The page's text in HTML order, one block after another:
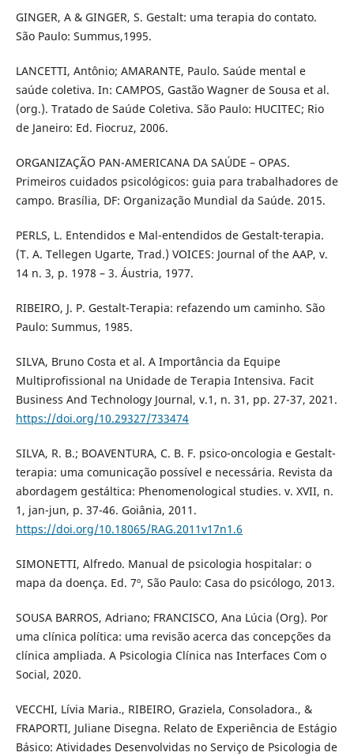
GINGER, A & GINGER, S. Gestalt: uma terapia do contato.
São Paulo: Summus,1995.
LANCETTI, Antônio; AMARANTE, Paulo. Saúde mental e
saúde coletiva. In: CAMPOS, Gastão Wagner de Sousa et al.
(org.). Tratado de Saúde Coletiva. São Paulo: HUCITEC; Rio
de Janeiro: Ed. Fiocruz, 2006.
ORGANIZAÇÃO PAN-AMERICANA DA SAÚDE – OPAS.
Primeiros cuidados psicológicos: guia para trabalhadores de
campo. Brasília, DF: Organização Mundial da Saúde. 2015.
PERLS, L. Entendidos e Mal-entendidos de Gestalt-terapia.
(T. A. Tellegen Ugarte, Trad.) VOICES: Journal of the AAP, v.
14 n. 3, p. 1978 – 3. Áustria, 1977.
RIBEIRO, J. P. Gestalt-Terapia: refazendo um caminho. São
Paulo: Summus, 1985.
SILVA, Bruno Costa et al. A Importância da Equipe
Multiprofissional na Unidade de Terapia Intensiva. Facit
Business And Technology Journal, v.1, n. 31, pp. 27-37, 2021.
https://doi.org/10.29327/733474
SILVA, R. B.; BOAVENTURA, C. B. F. psico-oncologia e Gestalt-
terapia: uma comunicação possível e necessária. Revista da
abordagem gestáltica: Phenomenological studies. v. XVII, n.
1, jan-jun, p. 37-46. Goiânia, 2011.
https://doi.org/10.18065/RAG.2011v17n1.6
SIMONETTI, Alfredo. Manual de psicologia hospitalar: o
mapa da doença. Ed. 7º, São Paulo: Casa do psicólogo, 2013.
SOUSA BARROS, Adriano; FRANCISCO, Ana Lúcia (Org). Por
uma clínica política: uma revisão acerca das concepções da
clínica ampliada. A Psicologia Clínica nas Interfaces Com o
Social, 2020.
VECCHI, Lívia Maria., RIBEIRO, Graziela, Consoladora., &
FRAPORTI, Juliane Disegna. Relato de Experiência de Estágio
Básico: Atividades Desenvolvidas no Serviço de Psicologia de